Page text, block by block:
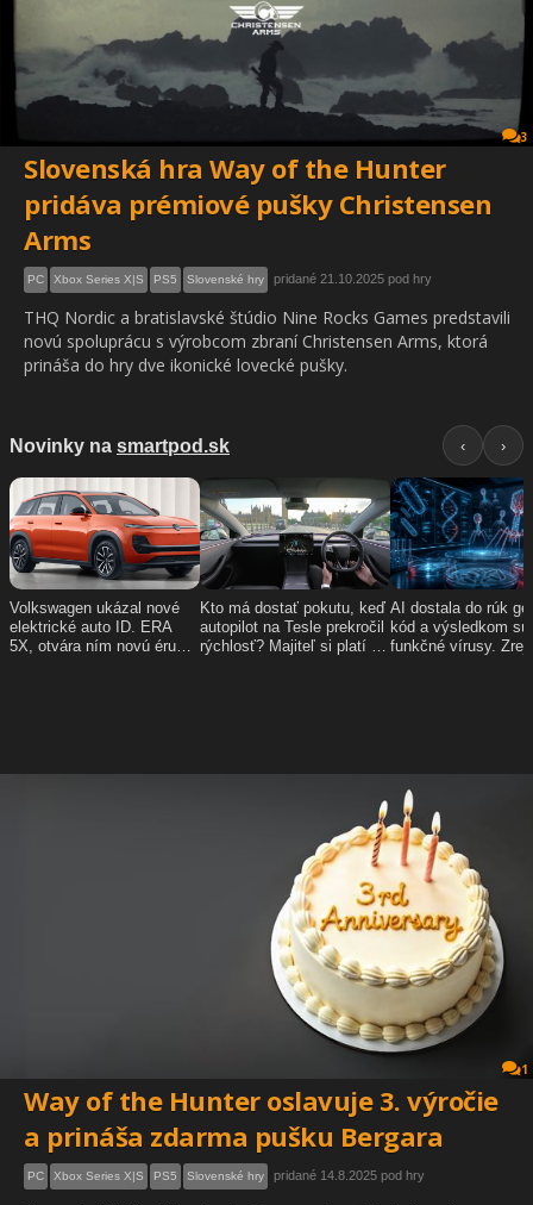
3
Slovenská hra Way of the Hunter
pridáva prémiové pušky Christensen
Arms
PC Xbox Series X|S PS5 Slovenské hry pridané 21.10.2025 pod hry
THQ Nordic a bratislavské štúdio Nine Rocks Games predstavili
novú spoluprácu s výrobcom zbraní Christensen Arms, ktorá
prináša do hry dve ikonické lovecké pušky.
1
Way of the Hunter oslavuje 3. výročie
a prináša zdarma pušku Bergara
PC Xbox Series X|S PS5 Slovenské hry pridané 14.8.2025 pod hry